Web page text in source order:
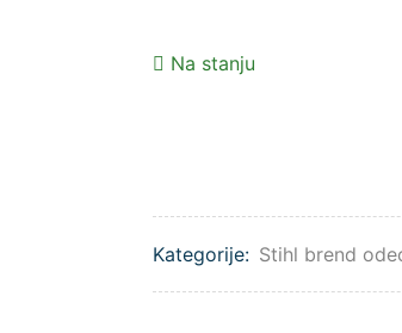
Na stanju
Kategorije: Stihl brend